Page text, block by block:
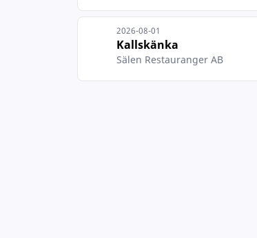
2026-08-01
Kallskänka
Sälen Restauranger AB